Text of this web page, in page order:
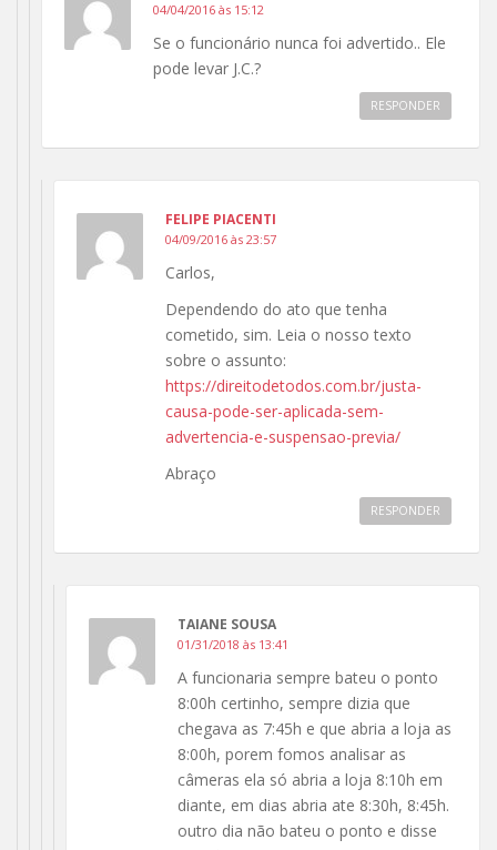
04/04/2016 às 15:12
Se o funcionário nunca foi advertido.. Ele
pode levar J.C.?
RESPONDER
FELIPE PIACENTI
04/09/2016 às 23:57
Carlos,
Dependendo do ato que tenha
cometido, sim. Leia o nosso texto
sobre o assunto:
https://direitodetodos.com.br/justa-
causa-pode-ser-aplicada-sem-
advertencia-e-suspensao-previa/
Abraço
RESPONDER
TAIANE SOUSA
01/31/2018 às 13:41
A funcionaria sempre bateu o ponto
8:00h certinho, sempre dizia que
chegava as 7:45h e que abria a loja as
8:00h, porem fomos analisar as
câmeras ela só abria a loja 8:10h em
diante, em dias abria ate 8:30h, 8:45h.
outro dia não bateu o ponto e disse